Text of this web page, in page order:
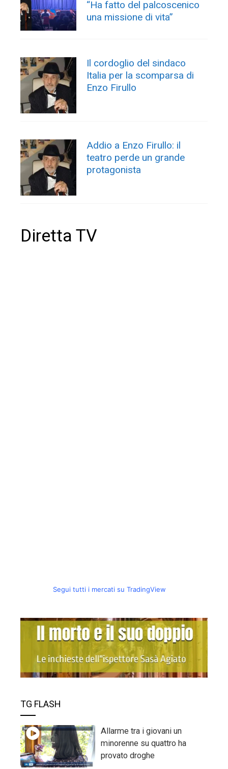
“Ha fatto del palcoscenico
una missione di vita”
Il cordoglio del sindaco
Italia per la scomparsa di
Enzo Firullo
Addio a Enzo Firullo: il
teatro perde un grande
protagonista
Diretta TV
Segui tutti i mercati su TradingView
TG FLASH
Allarme tra i giovani un
minorenne su quattro ha
provato droghe